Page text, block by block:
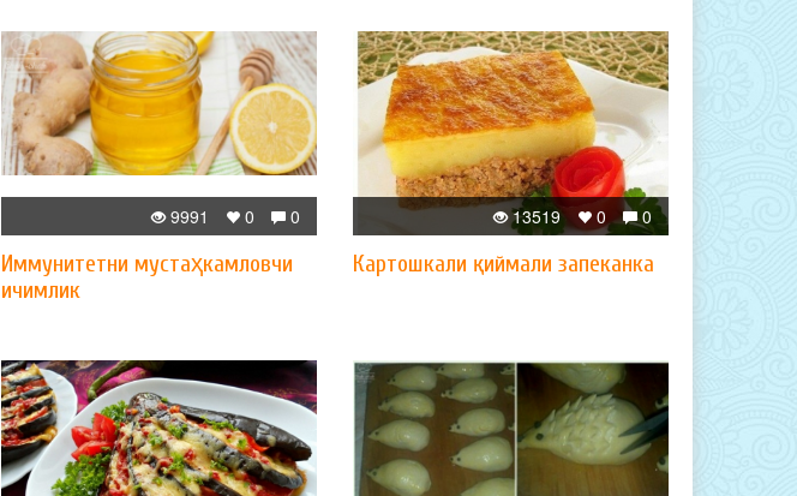
0
0
9991
Иммунитетни мустаҳкамловчи
ичимлик
0
0
13519
Картошкали қиймали запеканка